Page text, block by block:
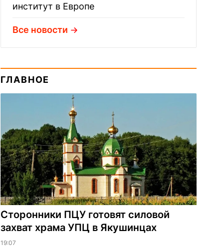
институт в Европе
Все новости
ГЛАВНОЕ
Сторонники ПЦУ готовят силовой
захват храма УПЦ в Якушинцах
19:07